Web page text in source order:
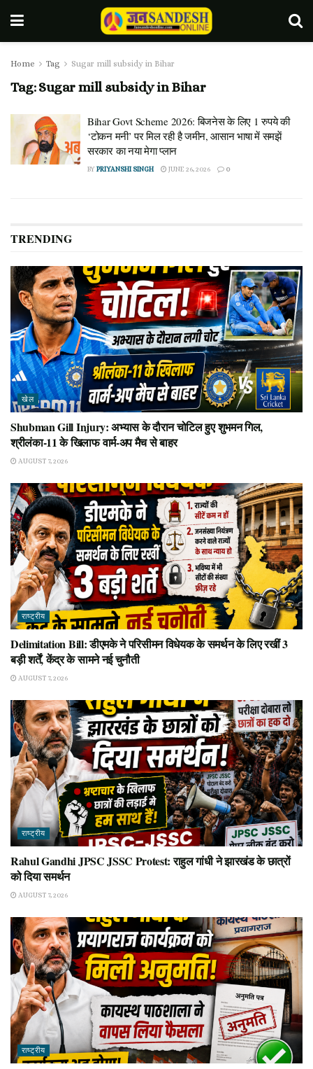
Home Tag Sugar mill subsidy in Bihar
Tag:Sugar mill subsidy in Bihar
Bihar Govt Scheme 2026: बिजनेस के लिए 1 रुपये की
‘टोकन मनी’ पर मिल रही है जमीन, आसान भाषा में समझें
सरकार का नया मेगा प्लान
BYPRIYANSHI SINGH JUNE 26, 2026 0
TRENDING
खेल
Shubman Gill Injury: अभ्यास के दौरान चोटिल हुए शुभमन गिल,
श्रीलंका-11 के खिलाफ वार्म-अप मैच से बाहर
AUGUST 7, 2026
राष्ट्रीय
Delimitation Bill: डीएमके ने परिसीमन विधेयक के समर्थन के लिए रखीं 3
बड़ी शर्तें, केंद्र के सामने नई चुनौती
AUGUST 7, 2026
राष्ट्रीय
Rahul Gandhi JPSC JSSC Protest: राहुल गांधी ने झारखंड के छात्रों
को दिया समर्थन
AUGUST 7, 2026
राष्ट्रीय